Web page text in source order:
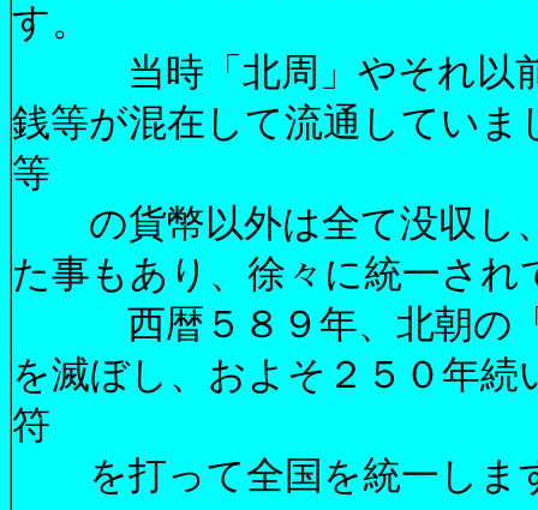
す。
当時「北周」やそれ以前
銭等が混在して流通していま
等
の貨幣以外は全て没収し
た事もあり、徐々に統一され
西暦５８９年、北朝の「
を滅ぼし、およそ２５０年続
符
を打って全国を統一しま